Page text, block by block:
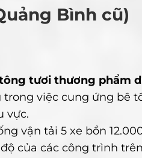
Bình cũ)
tươi thương phẩm
việc cung ứng bê
vực.
vận tải 5 xe bồn
của các công trình